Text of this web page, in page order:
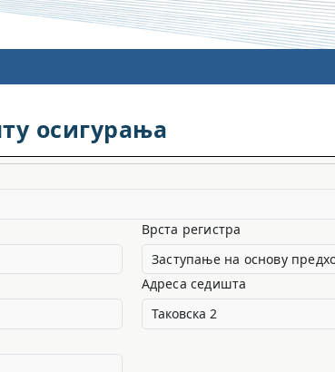
осигурања
Врста регистра
Заступање на основу
Адреса седишта